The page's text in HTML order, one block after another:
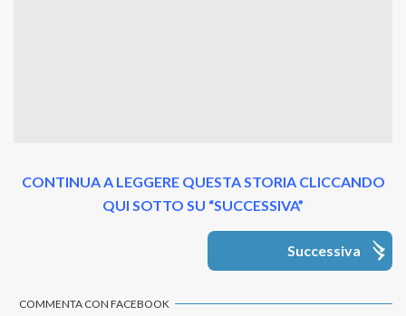
CONTINUA A LEGGERE QUESTA STORIA CLICCANDO
QUI SOTTO SU “SUCCESSIVA”
Successiva
COMMENTA CON FACEBOOK